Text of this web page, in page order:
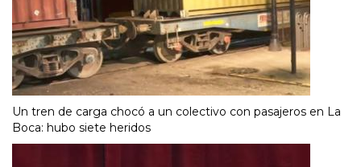
Un tren de carga chocó a un colectivo con pasajeros en La
Boca: hubo siete heridos